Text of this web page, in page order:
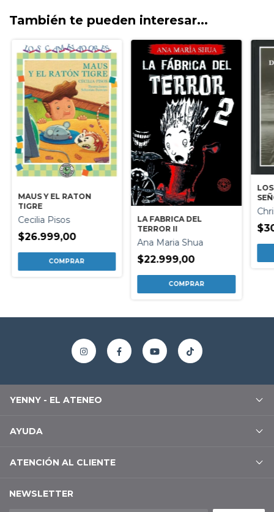
También te pueden interesar...
MAUS Y EL RATON
TIGRE
Cecilia Pisos
$26.999,00
LA FABRICA DEL
TERROR II
Ana Maria Shua
$22.999,00
YENNY - EL ATENEO
AYUDA
ATENCIÓN AL CLIENTE
NEWSLETTER